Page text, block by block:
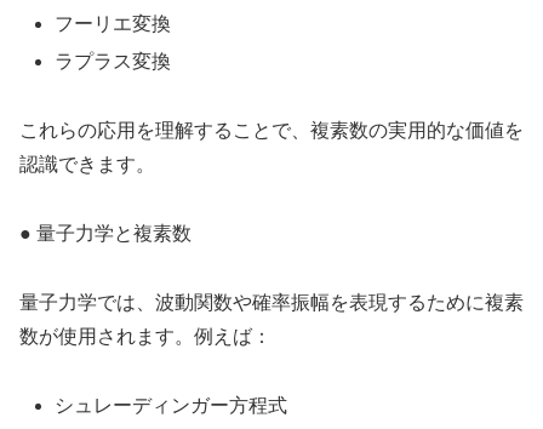
フーリエ変換
ラプラス変換
これらの応用を理解することで、複素数の実用的な価値を
認識できます。
● 量子力学と複素数
量子力学では、波動関数や確率振幅を表現するために複素
数が使用されます。例えば：
シュレーディンガー方程式